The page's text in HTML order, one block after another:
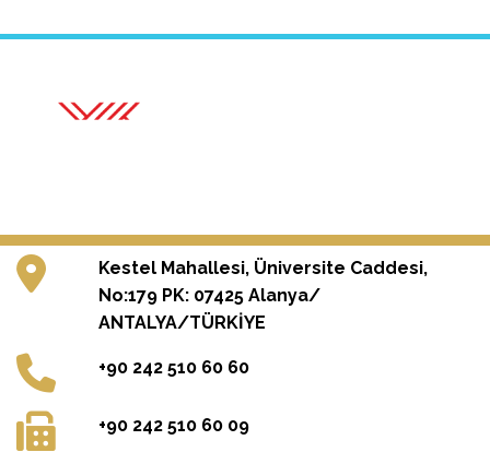
Kestel Mahallesi, Üniversite Caddesi,
No:179 PK: 07425 Alanya/
ANTALYA/TÜRKİYE
+90 242 510 60 60
+90 242 510 60 09